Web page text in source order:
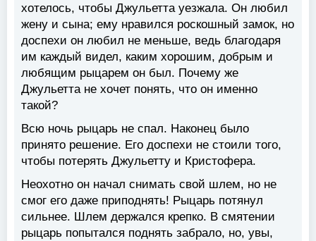
хотелось, чтобы Джульетта уезжала. Он любил
жену и сына; ему нравился роскошный замок, но
доспехи он любил не меньше, ведь благодаря
им каждый видел, каким хорошим, добрым и
любящим рыцарем он был. Почему же
Джульетта не хочет понять, что он именно
такой?
Всю ночь рыцарь не спал. Наконец было
принято решение. Его доспехи не стоили того,
чтобы потерять Джульетту и Кристофера.
Неохотно он начал снимать свой шлем, но не
смог его даже приподнять! Рыцарь потянул
сильнее. Шлем держался крепко. В смятении
рыцарь попытался поднять забрало, но, увы,